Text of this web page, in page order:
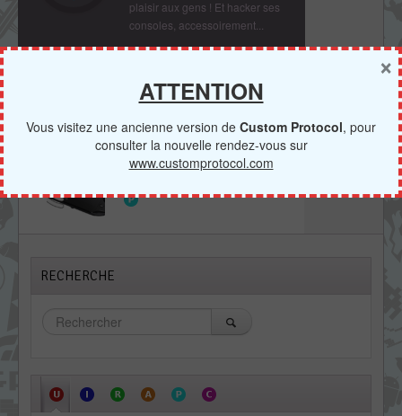
plaisir aux gens ! Et hacker ses
consoles, accessoirement...
RECOMMANDATIONS BIBLIOTHÈQUE
[Vita] VitaSound : Une
RECHERCHE
ATTENTION
Vous visitez une ancienne version de Custom Protocol, pour
consulter la nouvelle rendez-vous sur
www.customprotocol.com
×